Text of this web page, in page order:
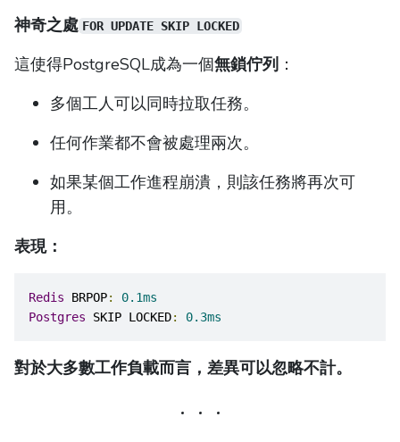
神奇之處 FOR UPDATE SKIP LOCKED
這使得PostgreSQL成為一個無鎖佇列 ：
多個工人可以同時拉取任務。
任何作業都不會被處理兩次。
如果某個工作進程崩潰，則該任務將再次可
用。
表現：
Redis BRPOP:
0.1ms
Postgres SKIP LOCKED: 0.3ms
對於大多數工作負載而言，差異可以忽略不計。